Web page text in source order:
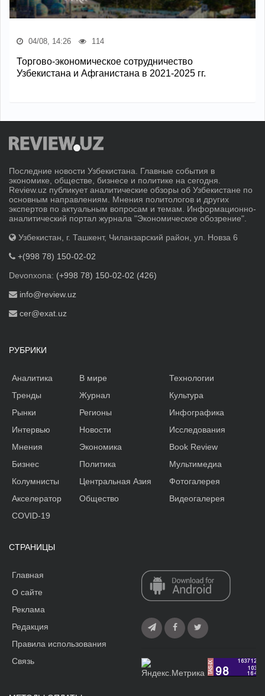
04/08, 14:26 114
Торгово-экономическое сотрудничество
Узбекистана и Афганистана в 2021-2025 гг.
Последние новости Узбекистана. Главные события в
экономике, обществе, бизнесе и политике на сегодня.
Review.uz публикует аналитические обзоры об Узбекистане по
основным направлениям. Мнения политологов и других
экспертов по актуальным вопросам и темам. Информационно-
аналитический портал журнала "Экономическое обозрение".
Узбекистан, г. Ташкент, Чиланзарский район, ул. Новза 6
+(998 78) 150-02-02
Devonxona: (+998 78) 150-02-02 (426)
info@review.uz
cer@exat.uz
РУБРИКИ
Аналитика
Тренды
Рынки
Интервью
Мнения
Бизнес
Колумнисты
Акселератор
В мире
Журнал
Регионы
Новости
Экономика
Политика
Центральная Азия
Общество
Технологии
Культура
Инфографика
Исследования
Book Review
Мультимедиа
Фотогалерея
Видеогалерея
COVID-19
СТРАНИЦЫ
Главная
О сайте
Реклама
Редакция
Правила использования
Связь